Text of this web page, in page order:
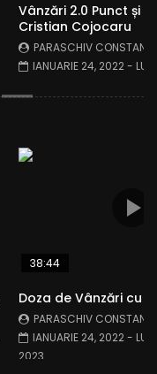
Vânzări 2.0 Punct și
Cristian Cojocaru
PARASCHIV
IANUARIE 24, 2022-
Watch Later
38:44
Doza de Vânzări cu
PARASCHIV
IANUARIE 24, 2022-
2023